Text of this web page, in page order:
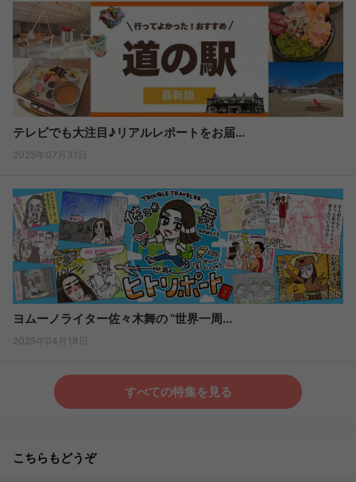
テレビでも大注目♪リアルレポートをお届...
2025年07月31日
ヨムーノライター佐々木舞の “世界一周...
2025年04月18日
すべての特集を見る
こちらもどうぞ